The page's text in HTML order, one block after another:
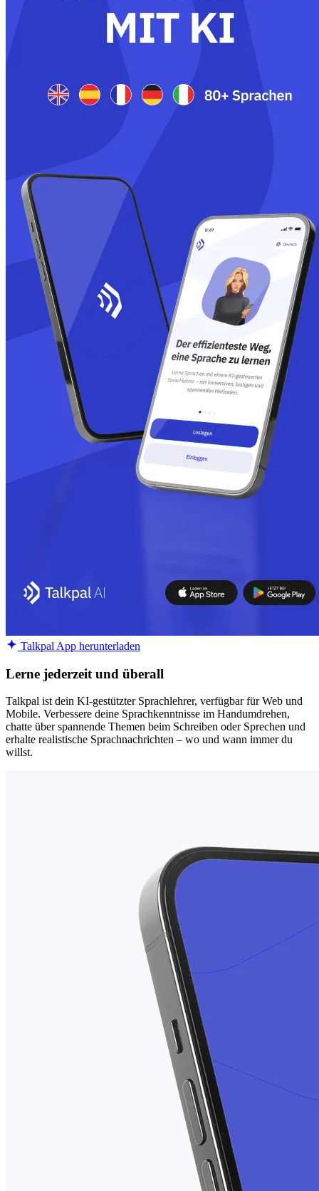
Talkpal App herunterladen
Lerne jederzeit und überall
Talkpal ist dein KI-gestützter Sprachlehrer, verfügbar für Web und
Mobile. Verbessere deine Sprachkenntnisse im Handumdrehen,
chatte über spannende Themen beim Schreiben oder Sprechen und
erhalte realistische Sprachnachrichten – wo und wann immer du
willst.